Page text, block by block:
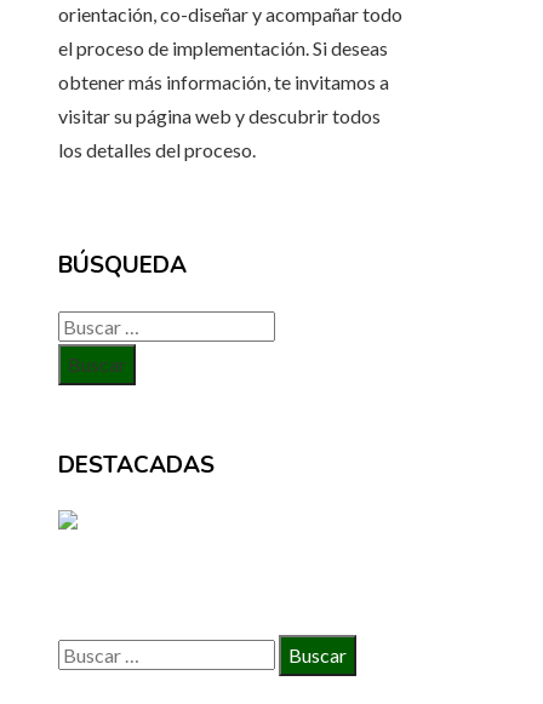
orientación, co-diseñar y acompañar todo
el proceso de implementación. Si deseas
obtener más información, te invitamos a
visitar su página web y descubrir todos
los detalles del proceso.
BÚSQUEDA
Buscar:
DESTACADAS
Buscar: